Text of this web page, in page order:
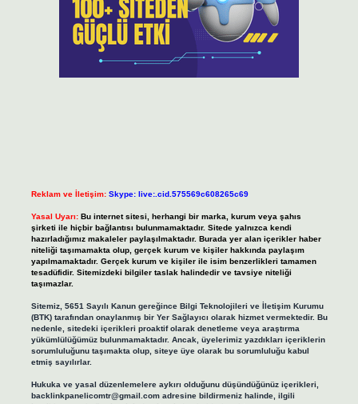
Reklam ve İletişim: Skype: live:.cid.575569c608265c69
Yasal Uyarı: Bu internet sitesi, herhangi bir marka, kurum veya şahıs
şirketi ile hiçbir bağlantısı bulunmamaktadır. Sitede yalnızca kendi
hazırladığımız makaleler paylaşılmaktadır. Burada yer alan içerikler haber
niteliği taşımamakta olup, gerçek kurum ve kişiler hakkında paylaşım
yapılmamaktadır. Gerçek kurum ve kişiler ile isim benzerlikleri tamamen
tesadüfidir. Sitemizdeki bilgiler taslak halindedir ve tavsiye niteliği
taşımazlar.
Sitemiz, 5651 Sayılı Kanun gereğince Bilgi Teknolojileri ve İletişim Kurumu
(BTK) tarafından onaylanmış bir Yer Sağlayıcı olarak hizmet vermektedir. Bu
nedenle, sitedeki içerikleri proaktif olarak denetleme veya araştırma
yükümlülüğümüz bulunmamaktadır. Ancak, üyelerimiz yazdıkları içeriklerin
sorumluluğunu taşımakta olup, siteye üye olarak bu sorumluluğu kabul
etmiş sayılırlar.
Hukuka ve yasal düzenlemelere aykırı olduğunu düşündüğünüz içerikleri,
backlinkpanelicomtr@gmail.comadresine bildirmeniz halinde, ilgili